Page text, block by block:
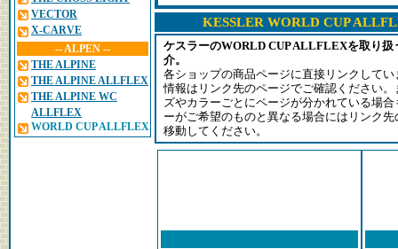
VECTOR
X-CARVE
-- ALPEN --
THE ALPINE
THE ALPINE ALLFLEX
THE ALPINE WC
ALLFLEX
WORLD CUP ALLFLEX
KESSLER WORLD CUP
ケスラーのWORLD CUP ALLFLEXを取り
介。
各ショップの商品ページに直接リンクして
情報はリンク先のページでご確認ください
ズやカラーごとにページが分かれている場
ーがご希望のものと異なる場合にはリンク
移動してください。